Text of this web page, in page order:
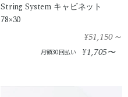
String System キャビネット
78×30
¥51,150～
月額30回払い ¥1,705〜